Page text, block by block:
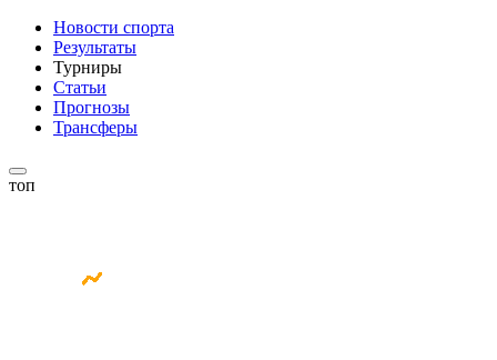
Новости спорта
Результаты
Турниры
Статьи
Прогнозы
Трансферы
топ